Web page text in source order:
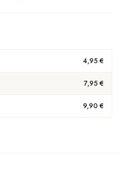
4,95 €
7,95 €
9,90 €